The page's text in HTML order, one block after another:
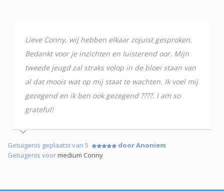
Lieve Conny, wij hebben elkaar zojuist gesproken.
Bedankt voor je inzichten en luisterend oor. Mijn
tweede jeugd zal straks volop in de bloei staan van
al dat moois wat op mij staat te wachten. Ik voel mij
gezegend en ik ben ook gezegend ????. I am so
grateful!
Getuigenis geplaatst van 5
door Anoniem
Getuigenis voormedium Conny